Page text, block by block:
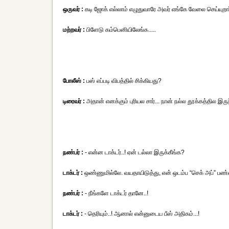
ஒருவர் : கடி ஜோக் எல்லாம் எழுதுவாரே அவர் எங்கே வேலை
மற்றவர் : பிளேடு கம்பெனியிலேங்க.....
போலீஸ் : பஸ் எப்படி விபத்தில் சிக்கியது?
டிரைவர் : அதான் எனக்கும் புரியல சார்... நான் நல்ல தூக்கத்தில
நண்பர் : - என்ன டாக்டர்..! ஏன் டல்லா இருக்கீங்க?
டாக்டர் : ஒண்ணுமில்லே. வயதாயிடுத்து, என் ஒடம்ப “செக் அப்”
நண்பர் : - நீங்களே டாக்டர் தானே..!
டாக்டர் : - தெரியும்..! ஆனால் என்னுடைய பீஸ் அதிகம்...!